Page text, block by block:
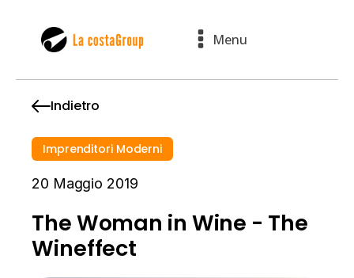
Menu
Indietro
Imprenditori Moderni
20 Maggio 2019
The Woman in Wine - The
Wineffect